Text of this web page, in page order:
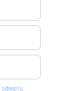
оферту,